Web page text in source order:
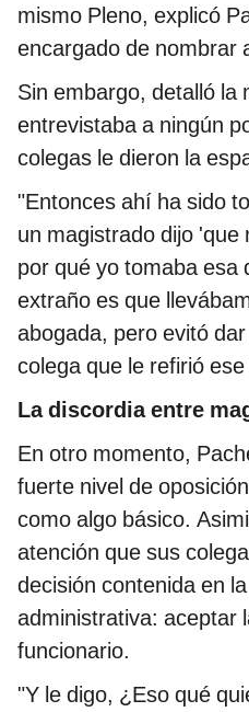
mismo Pleno, explicó
encargado de nombrar
Sin embargo, detalló la
entrevistaba a ningún
colegas le dieron la
"Entonces ahí ha sido
un magistrado dijo 'que
por qué yo tomaba esa
extraño es que
abogada, pero evitó
colega que le refirió
La discordia entre
En otro momento,
fuerte nivel de
como algo básico.
atención que sus
decisión contenida en
administrativa: aceptar
funcionario.
"Y le digo, ¿Eso qué